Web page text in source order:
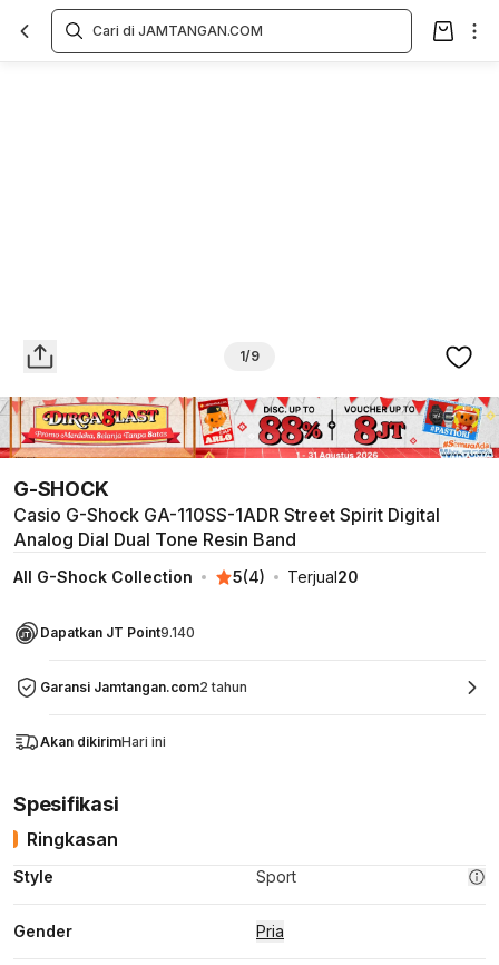
1/9
G-SHOCK
Casio G-Shock GA-110SS-1ADR Street Spirit Digital
Analog Dial Dual Tone Resin Band
All G-Shock Collection 5(4) Terjual20
Dapatkan JT Point9.140
Garansi Jamtangan.com2 tahun
Akan dikirimHari ini
Spesifikasi
Ringkasan
Style Sport
Gender Pria